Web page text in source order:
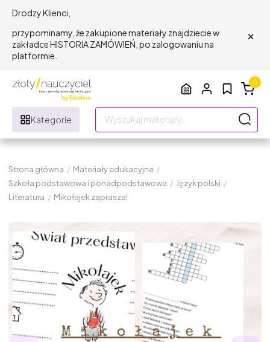
Drodzy Klienci,
przypominamy, że zakupione materiały znajdziecie w
zakładce HISTORIA ZAMÓWIEŃ, po zalogowaniu na
platformie.
×
Kategorie
0
Strona główna / Materiały edukacyjne /
Szkoła podstawowa i ponadpodstawowa / Język polski /
Literatura / Mikołajek zaprasza!